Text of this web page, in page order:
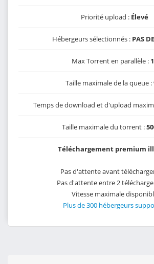
Priorité upload : Élevé
Hébergeurs sélectionnés : PAS
Max Torrent en parallèle :
Taille maximale de la queue :
Temps de download et d'upload
Taille maximale du torrent :
Téléchargement premium
Pas d'attente avant
Pas d'attente entre 2
Vitesse maximale
Plus de 300 hébergeurs